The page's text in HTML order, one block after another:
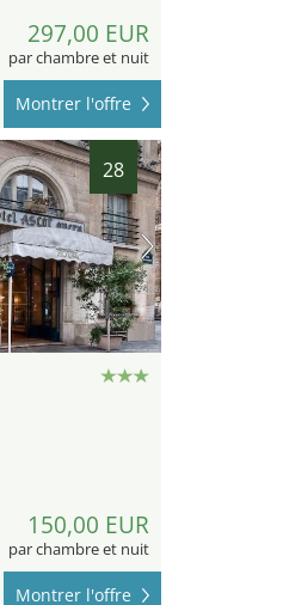
297,00 EUR
par chambre et nuit
Montrer l'offre
28
150,00 EUR
par chambre et nuit
Montrer l'offre